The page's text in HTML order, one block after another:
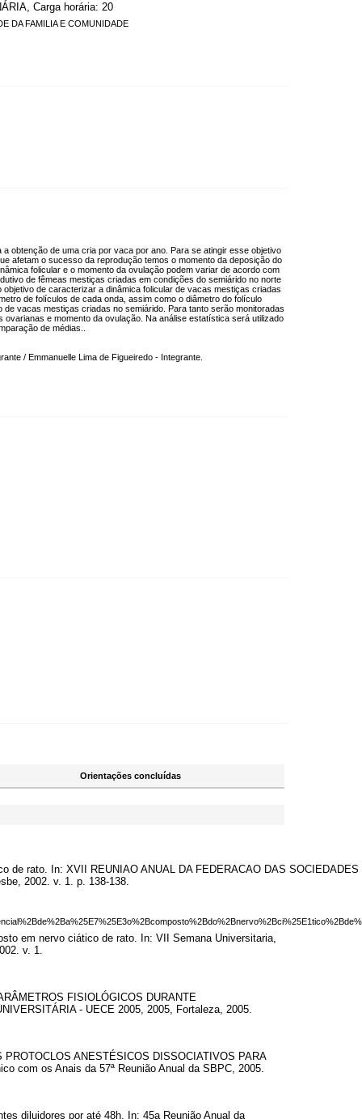
Carga horária: 20
DA FAMILIA E COMUNIDADE
obtenção de uma cria por vaca por ano. Para se atingir esse objetivo
afetam o sucesso da reprodução temos o momento da deposição do
folicular e o momento da ovulação podem variar de acordo com
de fêmeas mestiças criadas em condições do semiárido no norte
de caracterizar a dinâmica folicular de vacas mestiças criadas
de folículos de cada onda, assim como o diâmetro do folículo
vacas mestiças criadas no semiárido. Para tanto serão monitoradas
e momento da ovulação. Na análise estatística será utilizado
de médias..
/ Emmanuelle Lima de Figueiredo - Integrante.
Orientações concluídas
rato. In: XVII REUNIAO ANUAL DA FEDERACAO DAS
2002. v. 1. p. 138-138.
em nervo ciático de rato. In: VII Semana Universitaria,
v. 1.
FISIOLÓGICOS DURANTE
- UECE 2005, 2005, Fortaleza, 2005.
ANESTÉSICOS DISSOCIATIVOS PARA
com os Anais da 57ª Reunião Anual da SBPC, 2005.
diluidores por até 48h. In: 45a Reunião Anual da